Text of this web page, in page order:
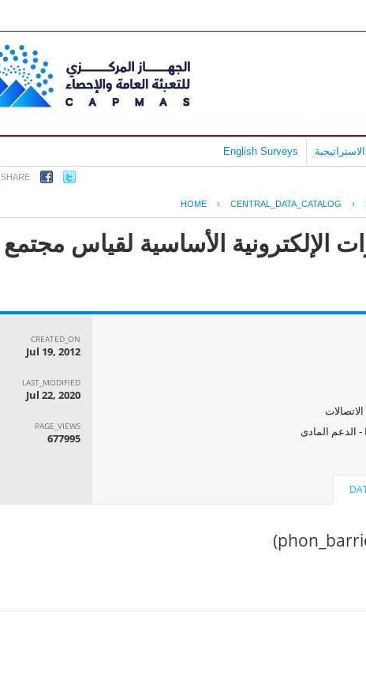
English Surveys
SHARE
HOME › CENTRAL_DATA_CATALOG ›
الإلكترونية الأساسية لقياس مجتمع
CREATED_ON
Jul 19, 2012
LAST_MODIFIED
Jul 22, 2020
PAGE_VIEWS
677995